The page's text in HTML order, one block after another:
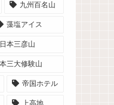
九州百名山
藻塩アイス
日本三彦山
三大修験山
帝国ホテル
上高地